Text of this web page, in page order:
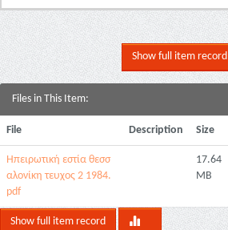
Show full item record
Files in This Item:
File Description Size
Ηπειρωτική εστία θεσσ
αλονίκη τευχος 2 1984.
pdf
17.64
MB
Show full item record